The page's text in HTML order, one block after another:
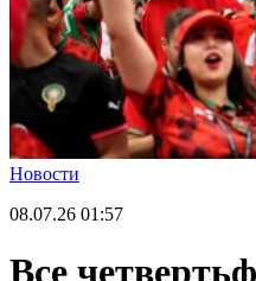
Новости
08.07.26 01:57
Все